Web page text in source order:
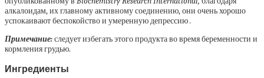
алкалоидам, их главному активному соединению, они очень хорошо
успокаивают беспокойство и умеренную депрессию.
Примечание:следует избегать этого продукта во время беременности и
кормления грудью.
Ингредиенты